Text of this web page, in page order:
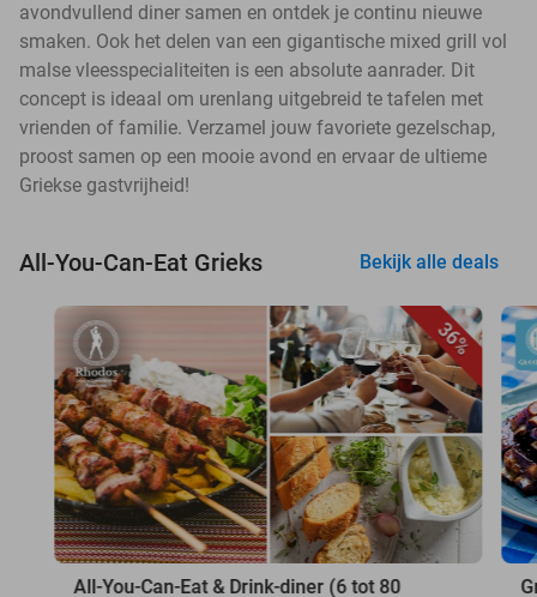
avondvullend diner samen en ontdek je continu nieuwe
smaken. Ook het delen van een gigantische mixed grill vol
malse vleesspecialiteiten is een absolute aanrader. Dit
concept is ideaal om urenlang uitgebreid te tafelen met
vrienden of familie. Verzamel jouw favoriete gezelschap,
proost samen op een mooie avond en ervaar de ultieme
Griekse gastvrijheid!
All-You-Can-Eat Grieks Bekijk alle deals
36%
All-You-Can-Eat & Drink-diner (6 tot 80